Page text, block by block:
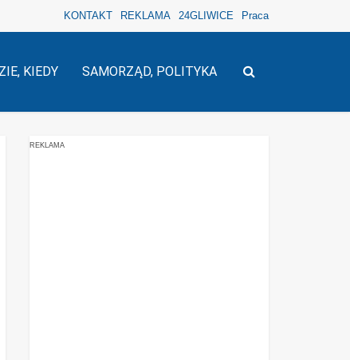
KONTAKT REKLAMA 24GLIWICE Praca
KIEDY SAMORZĄD, POLITYKA
REKLAMA